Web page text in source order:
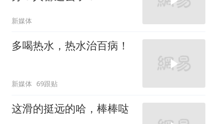
新媒体
多喝热水，热水治百病！
新媒体 69跟贴
这滑的挺远的哈，棒棒哒